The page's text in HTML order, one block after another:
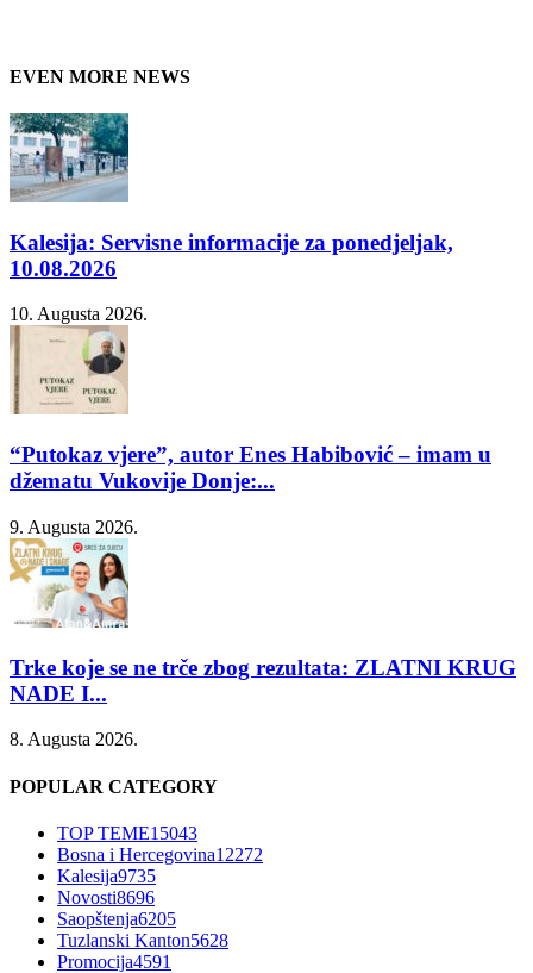
EVEN MORE NEWS
Kalesija: Servisne informacije za ponedjeljak,
10.08.2026
10. Augusta 2026.
“Putokaz vjere”, autor Enes Habibović – imam u
džematu Vukovije Donje:...
9. Augusta 2026.
Trke koje se ne trče zbog rezultata: ZLATNI KRUG
NADE I...
8. Augusta 2026.
POPULAR CATEGORY
TOP TEME15043
Bosna i Hercegovina12272
Kalesija9735
Novosti8696
Saopštenja6205
Tuzlanski Kanton5628
Promocija4591